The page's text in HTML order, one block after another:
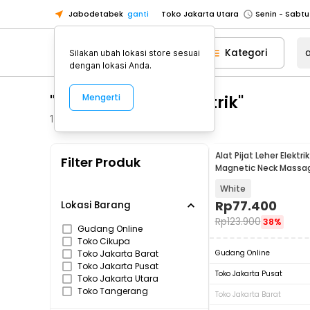
Jabodetabek ganti Toko Jakarta Utara
Toko Tangerang
Toko Cikupa
Pick n Go Jakarta Barat
Senin -
Pick n Go Bekasi
Senin - Jumat
Toko Jakarta Barat
Senin -
Toko Tangerang
Senin - Jumat
Senin - Jumat
Kategori
"alat pijat leher elektrik"
172
Filter Produk
Lokasi Barang
Gudang Online
Toko Cikupa
Toko Jakarta Barat
Toko Jakarta Pusat
Toko Jakarta Utara
Toko Tangerang
Alat Pijat Leher
Magnetic Neck
White
Rp77.400
Rp123.900 38%
Gudang Online
Toko Jakarta Pusat
Toko Jakarta Barat
Silakan ubah lokasi store sesuai
dengan lokasi Anda.
Mengerti